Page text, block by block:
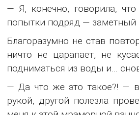
— Я, конечно, говорила,
попытки подряд — заметный
Благоразумно не став
ничто не царапает, не
подниматься из воды и…
— Да что же это такое?! —
рукой, другой полезла